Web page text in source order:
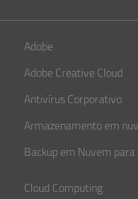
Adobe
Adobe Creative Cloud
Antivírus Corporativo
Armazenamento em
Backup em Nuvem
Cloud Computing